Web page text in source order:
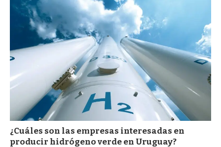
¿Cuáles son las empresas interesadas en
producir hidrógeno verde en Uruguay?